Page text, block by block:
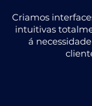
Criamos
intuitivas
á